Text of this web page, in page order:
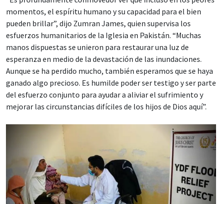
momentos, el espíritu humano y su capacidad para el bien
pueden brillar”, dijo Zumran James, quien supervisa los
esfuerzos humanitarios de la Iglesia en Pakistán. “Muchas
manos dispuestas se unieron para restaurar una luz de
esperanza en medio de la devastación de las inundaciones.
Aunque se ha perdido mucho, también esperamos que se haya
ganado algo precioso. Es humilde poder ser testigo y ser parte
del esfuerzo conjunto para ayudar a aliviar el sufrimiento y
mejorar las circunstancias difíciles de los hijos de Dios aquí”.